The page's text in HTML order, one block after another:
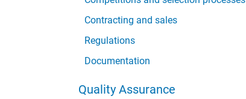
Contracting and sales
Regulations
Documentation
Quality Assurance